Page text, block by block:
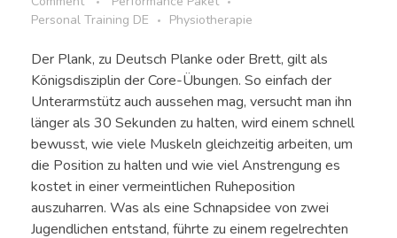
Personal Training DE
Physiotherapie
Der Plank, zu Deutsch Planke oder Brett, gilt als
Königsdisziplin der Core-Übungen. So einfach der
Unterarmstütz auch aussehen mag, versucht man ihn
länger als 30 Sekunden zu halten, wird einem schnell
bewusst, wie viele Muskeln gleichzeitig arbeiten, um
die Position zu halten und wie viel Anstrengung es
kostet in einer vermeintlichen Ruheposition
auszuharren. Was als eine Schnapsidee von zwei
Jugendlichen entstand, führte zu einem regelrechten